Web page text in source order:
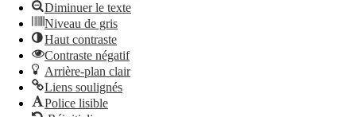
Diminuer le texte
Niveau de gris
Haut contraste
Contraste négatif
Arrière-plan clair
Liens soulignés
Police lisible